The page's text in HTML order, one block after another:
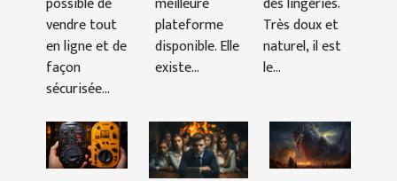
vendre tout
en ligne et de
façon
sécurisée...
plateforme
disponible. Elle
existe...
Très doux et
naturel, il est
le...